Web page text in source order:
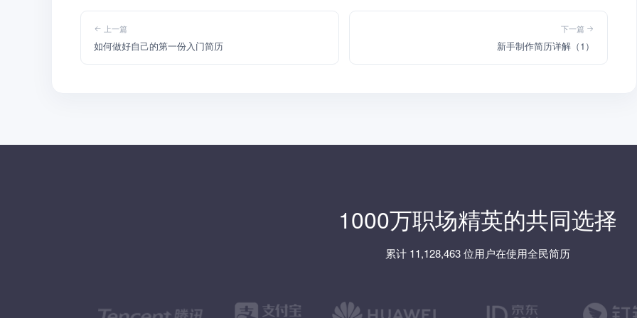
上一篇
如何做好自己的第一份入门简历
下一篇
新手制作简历详解（1）
1000万职场精英的共同选择
累计 11,128,463 位用户在使用全民简历